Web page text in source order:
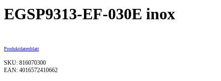
EGSP9313-EF-030E inox
Produktdatenblatt
SKU: 816070300
EAN: 4016572410662